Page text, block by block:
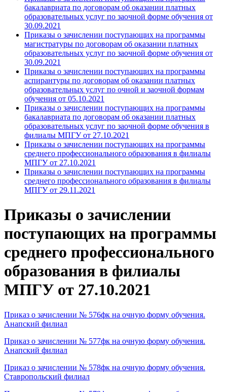
бакалавриата по договорам об оказании платных
образовательных услуг по заочной форме обучения от
30.09.2021
Приказы о зачислении поступающих на программы
магистратуры по договорам об оказании платных
образовательных услуг по заочной форме обучения от
30.09.2021
Приказы о зачислении поступающих на программы
аспирантуры по договорам об оказании платных
образовательных услуг по очной и заочной формам
обучения от 05.10.2021
Приказы о зачислении поступающих на программы
бакалавриата по договорам об оказании платных
образовательных услуг по заочной форме обучения в
филиалы МПГУ от 27.10.2021
Приказы о зачислении поступающих на программы
среднего профессионального образования в филиалы
МПГУ от 27.10.2021
Приказы о зачислении поступающих на программы
среднего профессионального образования в филиалы
МПГУ от 29.11.2021
Приказы о зачислении
поступающих на программы
среднего профессионального
образования в филиалы
МПГУ от 27.10.2021
Приказ о зачислении № 576фк на очную форму обучения.
Анапский филиал
Приказ о зачислении № 577фк на очную форму обучения.
Анапский филиал
Приказ о зачислении № 578фк на очную форму обучения.
Ставропольский филиал